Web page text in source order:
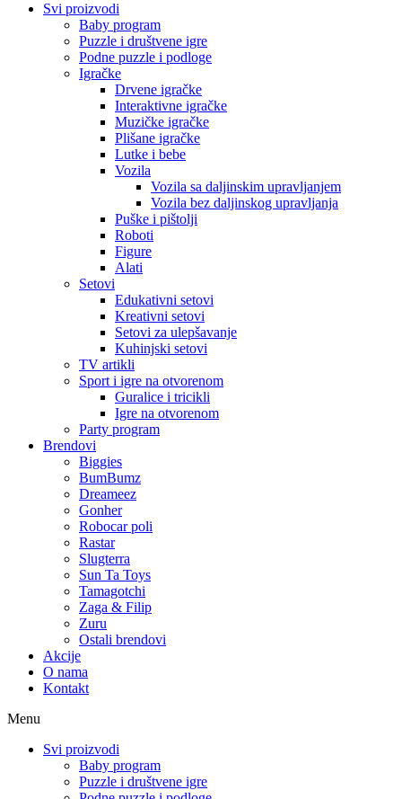
Svi proizvodi
Baby program
Puzzle i društvene igre
Podne puzzle i podloge
Igračke
Drvene igračke
Interaktivne igračke
Muzičke igračke
Plišane igračke
Lutke i bebe
Vozila
Vozila sa daljinskim upravljanjem
Vozila bez daljinskog upravljanja
Puške i pištolji
Roboti
Figure
Alati
Setovi
Edukativni setovi
Kreativni setovi
Setovi za ulepšavanje
Kuhinjski setovi
TV artikli
Sport i igre na otvorenom
Guralice i tricikli
Igre na otvorenom
Party program
Brendovi
Biggies
BumBumz
Dreameez
Gonher
Robocar poli
Rastar
Slugterra
Sun Ta Toys
Tamagotchi
Zaga & Filip
Zuru
Ostali brendovi
Akcije
O nama
Kontakt
Menu
Svi proizvodi
Baby program
Puzzle i društvene igre